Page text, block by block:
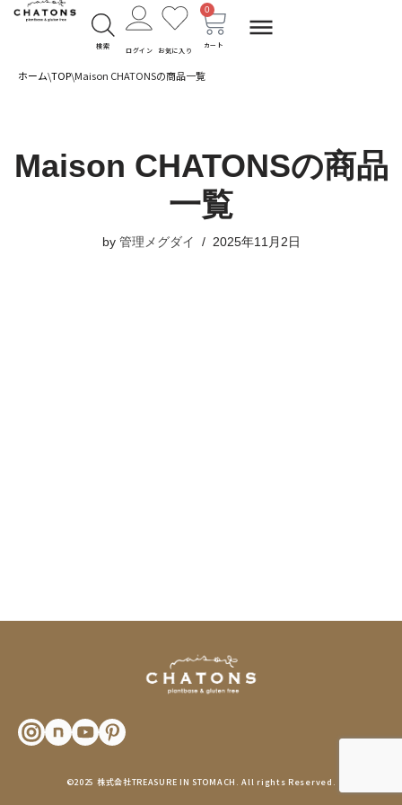
ン
へ
ス
検索
ログイン お気に入り
0
カート
ホーム\TOP\Maison CHATONSの商品一覧
Maison CHATONSの商品
一覧
by 管理メグダイ 2025年11月2日
©2025 株式会社TREASURE IN STOMACH. All rights Reserved.